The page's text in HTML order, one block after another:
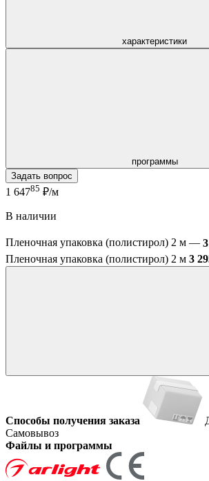
характеристики
программы
Задать вопрос
1 64785 ₽/м
В наличии
Пленочная упаковка (полистирол) 2 м —
Пленочная упаковка (полистирол) 2 м 3
Способы получения заказа
Самовывоз
Файлы и программы